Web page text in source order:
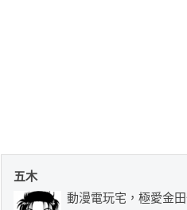
五木
動漫電玩宅，極愛金